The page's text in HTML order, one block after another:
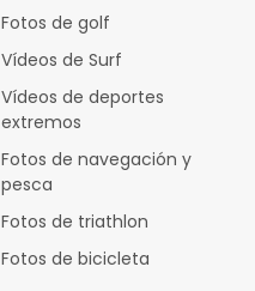
Fotos de golf
Vídeos de Surf
Vídeos de deportes
extremos
Fotos de navegación y
pesca
Fotos de triathlon
Fotos de bicicleta